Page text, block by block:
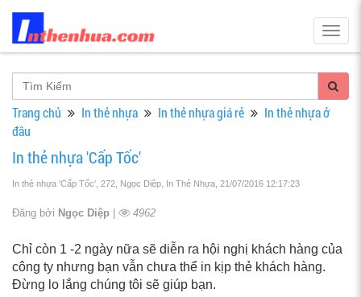
Trang chủ In thẻ nhựa In thẻ nhựa giá rẻ
In thẻ nhựa ở
đâu
In thẻ nhựa 'Cấp Tốc'
In thẻ nhựa 'Cấp Tốc', 272, Ngọc Diệp, In Thẻ Nhựa , 21/07/2016 12:17:23
Đăng bởi Ngọc Diệp | 4962
Chỉ còn 1 -2 ngày nữa sẽ diễn ra hội nghị khách hàng của
công ty nhưng bạn vẫn chưa thể in kịp thẻ khách hàng.
Đừng lo lắng chúng tôi sẽ giúp bạn.